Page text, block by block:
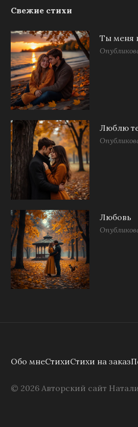
Свежие стихи
Ты меня
Люблю
Любовь
Обо мнеСтихиСтихи на заказ
© 2026 Авторский сайт